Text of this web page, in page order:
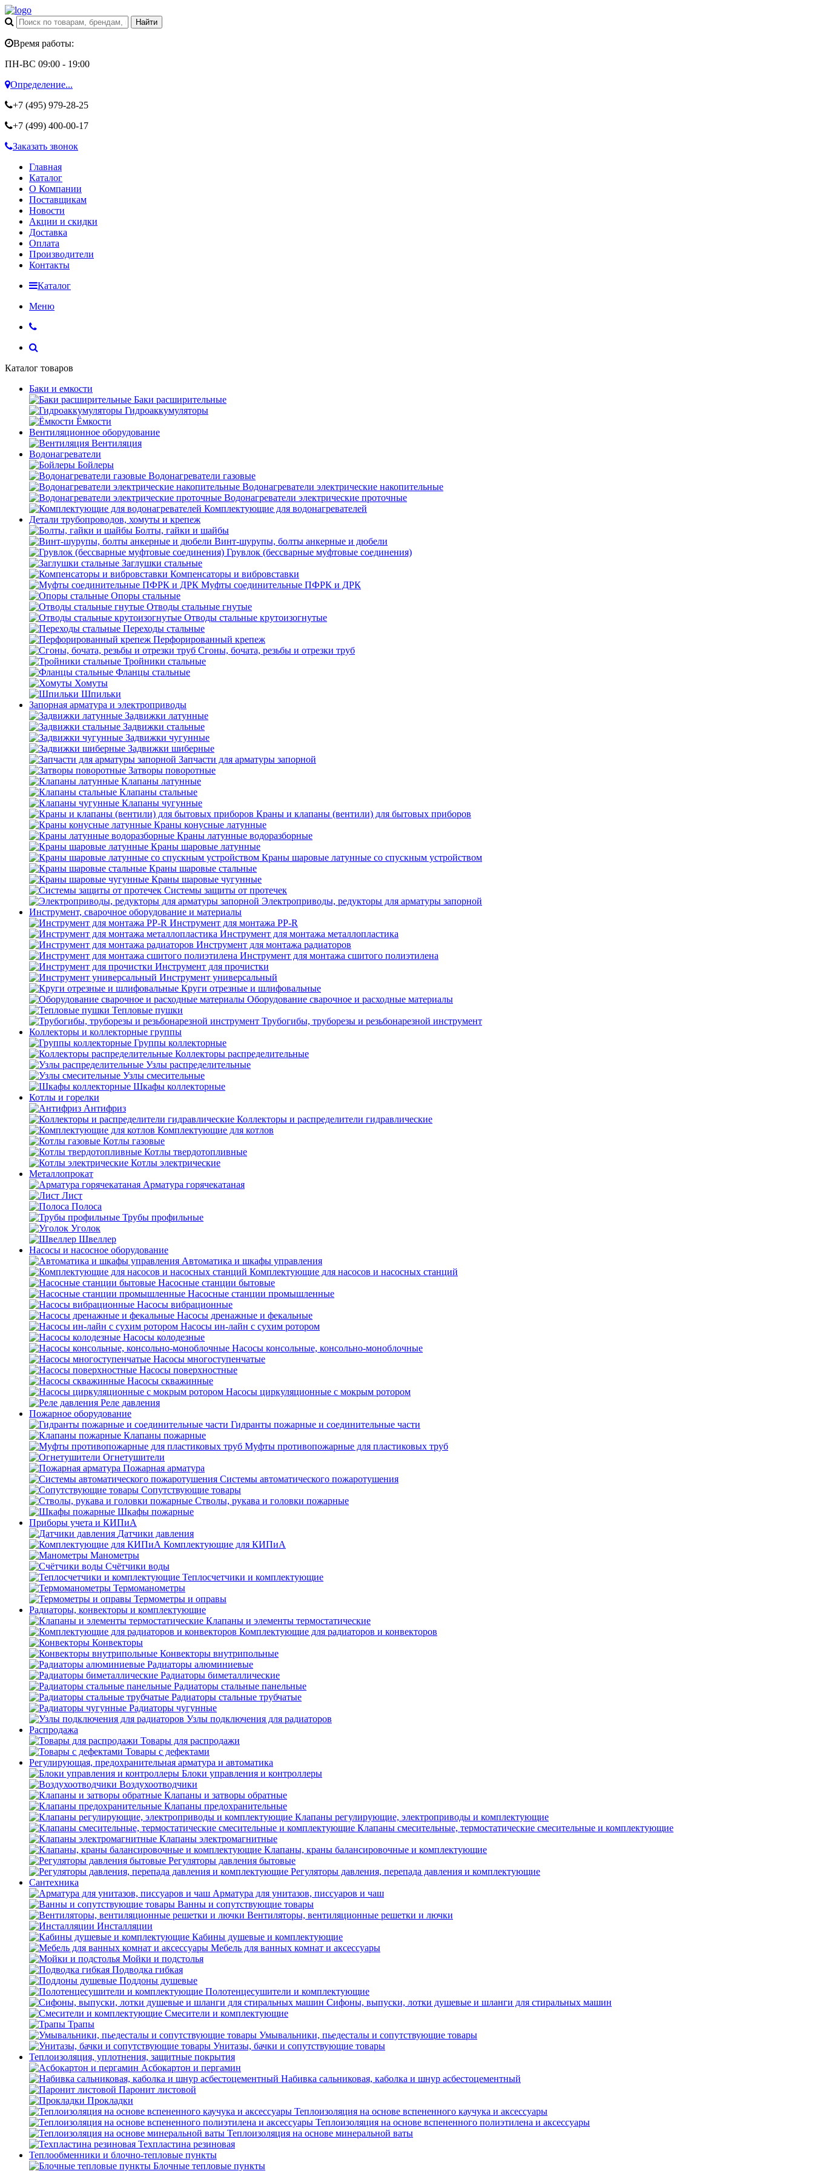
Время работы:
ПН-ВС 09:00 - 19:00
Определение...
+7 (495) 979-28-25
+7 (499) 400-00-17
Заказать звонок
Главная
Каталог
О Компании
Поставщикам
Новости
Акции и скидки
Доставка
Оплата
Производители
Контакты
Каталог
Меню
Каталог товаров
Баки и емкости
Баки расширительные
Гидроаккумуляторы
Ёмкости
Вентиляционное оборудование
Вентиляция
Водонагреватели
Бойлеры
Водонагреватели газовые
Водонагреватели электрические накопительные
Водонагреватели электрические проточные
Комплектующие для водонагревателей
Детали трубопроводов, хомуты и крепеж
Болты, гайки и шайбы
Винт-шурупы, болты анкерные и дюбели
Грувлок (бессварные муфтовые соединения)
Заглушки стальные
Компенсаторы и вибровставки
Муфты соединительные ПФРК и ДРК
Опоры стальные
Отводы стальные гнутые
Отводы стальные крутоизогнутые
Переходы стальные
Перфорированный крепеж
Сгоны, бочата, резьбы и отрезки труб
Тройники стальные
Фланцы стальные
Хомуты
Шпильки
Запорная арматура и электроприводы
Задвижки латунные
Задвижки стальные
Задвижки чугунные
Задвижки шиберные
Запчасти для арматуры запорной
Затворы поворотные
Клапаны латунные
Клапаны стальные
Клапаны чугунные
Краны и клапаны (вентили) для бытовых приборов
Краны конусные латунные
Краны латунные водоразборные
Краны шаровые латунные
Краны шаровые латунные со спускным устройством
Краны шаровые стальные
Краны шаровые чугунные
Системы защиты от протечек
Электроприводы, редукторы для арматуры запорной
Инструмент, сварочное оборудование и материалы
Инструмент для монтажа PP-R
Инструмент для монтажа металлопластика
Инструмент для монтажа радиаторов
Инструмент для монтажа сшитого полиэтилена
Инструмент для прочистки
Инструмент универсальный
Круги отрезные и шлифовальные
Оборудование сварочное и расходные материалы
Тепловые пушки
Трубогибы, труборезы и резьбонарезной инструмент
Коллекторы и коллекторные группы
Группы коллекторные
Коллекторы распределительные
Узлы распределительные
Узлы смесительные
Шкафы коллекторные
Котлы и горелки
Антифриз
Коллекторы и распределители гидравлические
Комплектующие для котлов
Котлы газовые
Котлы твердотопливные
Котлы электрические
Металлопрокат
Арматура горячекатаная
Лист
Полоса
Трубы профильные
Уголок
Швеллер
Насосы и насосное оборудование
Автоматика и шкафы управления
Комплектующие для насосов и насосных станций
Насосные станции бытовые
Насосные станции промышленные
Насосы вибрационные
Насосы дренажные и фекальные
Насосы ин-лайн с сухим ротором
Насосы колодезные
Насосы консольные, консольно-моноблочные
Насосы многоступенчатые
Насосы поверхностные
Насосы скважинные
Насосы циркуляционные с мокрым ротором
Реле давления
Пожарное оборудование
Гидранты пожарные и соединительные части
Клапаны пожарные
Муфты противопожарные для пластиковых труб
Огнетушители
Пожарная арматура
Системы автоматического пожаротушения
Сопутствующие товары
Стволы, рукава и головки пожарные
Шкафы пожарные
Приборы учета и КИПиА
Датчики давления
Комплектующие для КИПиА
Манометры
Счётчики воды
Теплосчетчики и комплектующие
Термоманометры
Термометры и оправы
Радиаторы, конвекторы и комплектующие
Клапаны и элементы термостатические
Комплектующие для радиаторов и конвекторов
Конвекторы
Конвекторы внутрипольные
Радиаторы алюминиевые
Радиаторы биметаллические
Радиаторы стальные панельные
Радиаторы стальные трубчатые
Радиаторы чугунные
Узлы подключения для радиаторов
Распродажа
Товары для распродажи
Товары с дефектами
Регулирующая, предохранительная арматура и автоматика
Блоки управления и контроллеры
Воздухоотводчики
Клапаны и затворы обратные
Клапаны предохранительные
Клапаны регулирующие, электроприводы и комплектующие
Клапаны смесительные, термостатические смесительные и комплектующие
Клапаны электромагнитные
Клапаны, краны балансировочные и комплектующие
Регуляторы давления бытовые
Регуляторы давления, перепада давления и комплектующие
Сантехника
Арматура для унитазов, писсуаров и чаш
Ванны и сопутствующие товары
Вентиляторы, вентиляционные решетки и лючки
Инсталляции
Кабины душевые и комплектующие
Мебель для ванных комнат и аксессуары
Мойки и подстолья
Подводка гибкая
Поддоны душевые
Полотенцесушители и комплектующие
Сифоны, выпуски, лотки душевые и шланги для стиральных машин
Смесители и комплектующие
Трапы
Умывальники, пьедесталы и сопутствующие товары
Унитазы, бачки и сопутствующие товары
Теплоизоляция, уплотнения, защитные покрытия
Асбокартон и пергамин
Набивка сальниковая, каболка и шнур асбестоцементный
Паронит листовой
Прокладки
Теплоизоляция на основе вспененного каучука и аксессуары
Теплоизоляция на основе вспененного полиэтилена и аксессуары
Теплоизоляция на основе минеральной ваты
Техпластина резиновая
Теплообменники и блочно-тепловые пункты
Блочные тепловые пункты